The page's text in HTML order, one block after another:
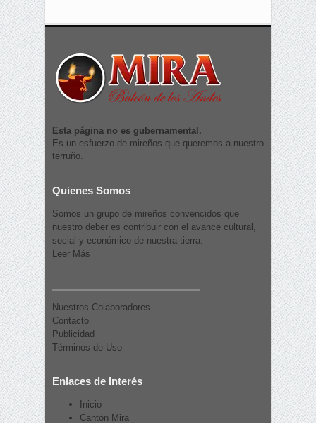
Esta página no es gubernamental.
Es un esfuerzo de mireños que queremos a nuestro
terruño.
Quienes Somos
Somos un grupo de mireños convencidos que
nuestro deber es contribuir con el avance cultural,
social y económico de nuestra tierra.
Leer Más
Nuestros Colaboradores
Contacto
Publicidad
Términos de Uso
Enlaces de Interés
Inicio
Cantón Mira